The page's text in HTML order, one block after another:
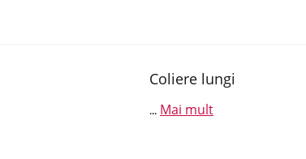
Coliere lungi
... Mai mult